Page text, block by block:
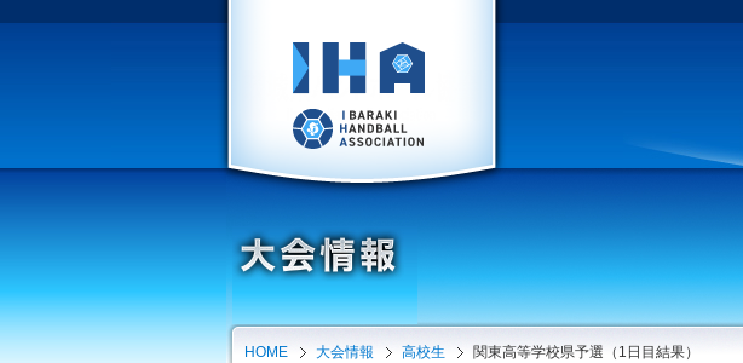
HOME 大会情報 高校生 関東高等学校県予選（1日目結果）